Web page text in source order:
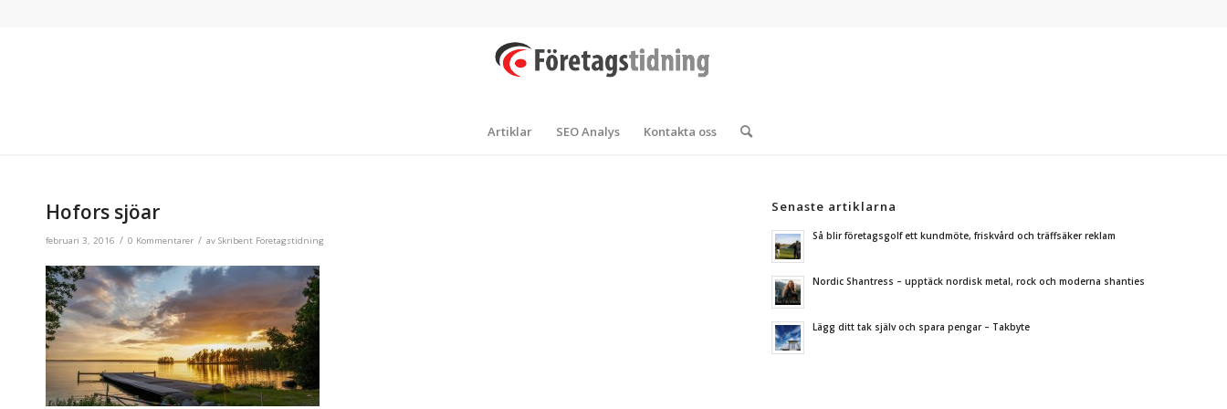
Artiklar SEO Analys Kontakta oss
Hofors sjöar
februari 3, 2016 / 0 Kommentarer / av Skribent Företagstidning
Senaste artiklarna
Så blir företagsgolf ett kundmöte, friskvård och träffsäker reklam
Nordic Shantress – upptäck nordisk metal, rock och moderna shanties
Lägg ditt tak själv och spara pengar – Takbyte